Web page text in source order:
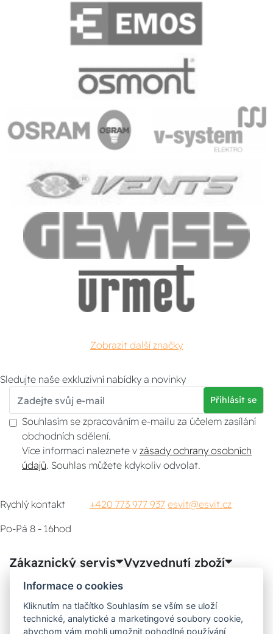
Zobrazit další značky
Sledujte naše exkluzivní nabídky a novinky
Přihlásit se
Souhlasím se zpracováním e-mailu za účelem zasílání
obchodních sdělení.
Více informací naleznete v zásady ochrany osobních
údajů . Souhlas můžete kdykoliv odvolat.
Rychlý kontakt +420 773 977 937 esvit@esvit.cz
Po-Pá 8 - 16hod
Zákaznický servis Vyzvednutí zboží
Poradna
Možnosti dopravy
Informace o cookies
Kliknutím na tlačítko Souhlasím se vším se uloží
technické, analytické a marketingové soubory cookie,
abychom vám mohli umožnit pohodlné používání